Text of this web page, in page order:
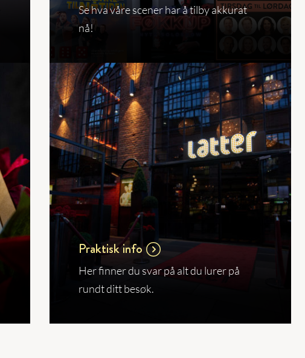
Se hva våre scener har å tilby akkurat
nå!
Praktisk info
Her finner du svar på alt du lurer på
rundt ditt besøk.